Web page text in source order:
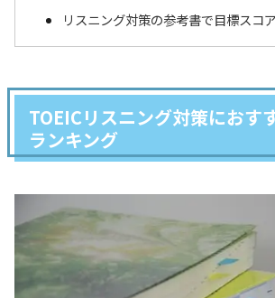
リスニング対策の参考書で目標スコ
TOEICリスニング対策におす
ランキング